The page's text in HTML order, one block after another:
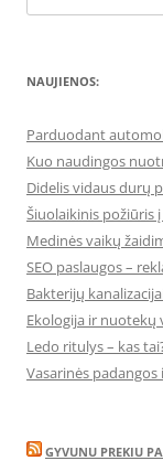
for:
NAUJIENOS:
Parduodant
Kuo naudingos
Didelis vidaus durų
Šiuolaikinis požiūris
Medinės vaikų
SEO paslaugos –
Bakterijų
Ekologija ir nuotekų
Ledo ritulys – kas
Vasarinės
GYVUNU PREKIU